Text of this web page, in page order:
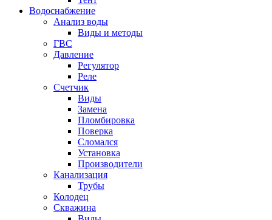
Водоснабжение
Анализ воды
Виды и методы
ГВС
Давление
Регулятор
Реле
Счетчик
Виды
Замена
Пломбировка
Поверка
Сломался
Установка
Производители
Канализация
Трубы
Колодец
Скважина